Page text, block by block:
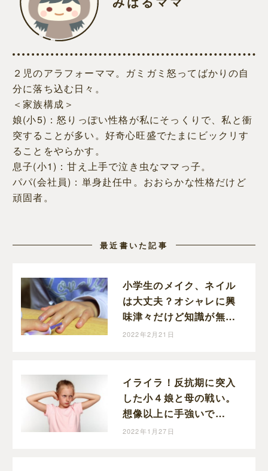
２児のアラフォーママ。ガミガミ怒ってばかりの自
分に落ち込む日々。
＜家族構成＞
娘(小5)：怒りっぽい性格が私にそっくりで、私と衝
突することが多い。好奇心旺盛でたまにビックリす
ることをやらかす。
息子(小1)：甘え上手で泣き虫なママっ子。
パパ(会社員)：単身赴任中。おおらかな性格だけど
頑固者。
最近書いた記事
小学生のメイク、ネイル
は大丈夫？オシャレに興
味津々だけど知識が無い
小５娘が心配。
2022年2月21日
イライラ！反抗期に突入
した小４娘と母の戦い。
想像以上に手強いで
す・・・。冷静になるの
2022年1月27日